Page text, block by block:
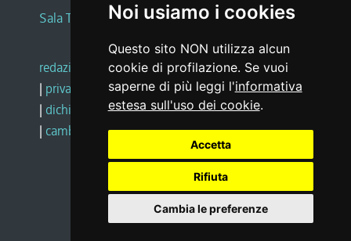
Noi usiamo i cookies
Questo sito NON utilizza alcun
cookie di profilazione. Se vuoi
saperne di più leggi l'informativa
estesa sull'uso dei cookie.
Accetta
Rifiuta
Cambia le preferenze
Sala Tiziano Tessitori
redazione web |note legali |glossario
| privacy
social media policy
| dichiarazione di accessibilità |feedback
| cambio preferenze cookie
Realizzato da